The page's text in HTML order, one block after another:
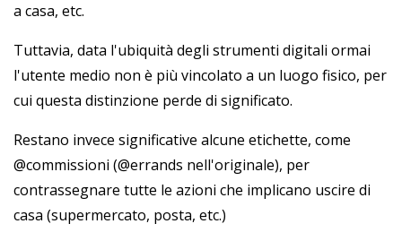
a casa, etc.
Tuttavia, data l'ubiquità degli strumenti digitali ormai
l'utente medio non è più vincolato a un luogo fisico, per
cui questa distinzione perde di significato.
Restano invece significative alcune etichette, come
@commissioni (@errands nell'originale), per
contrassegnare tutte le azioni che implicano uscire di
casa (supermercato, posta, etc.)